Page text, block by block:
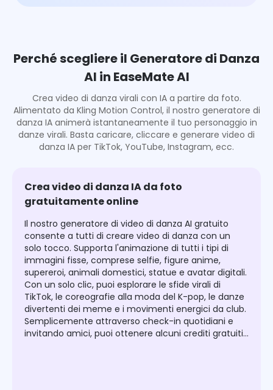
Perché scegliere il Generatore di Danza
AI in EaseMate AI
Crea video di danza virali con IA a partire da foto.
Alimentato da Kling Motion Control, il nostro generatore di
danza IA animerà istantaneamente il tuo personaggio in
danze virali. Basta caricare, cliccare e generare video di
danza IA per TikTok, YouTube, Instagram, ecc.
Crea video di danza IA da foto
gratuitamente online
Il nostro generatore di video di danza AI gratuito
consente a tutti di creare video di danza con un
solo tocco. Supporta l'animazione di tutti i tipi di
immagini fisse, comprese selfie, figure anime,
supereroi, animali domestici, statue e avatar digitali.
Con un solo clic, puoi esplorare le sfide virali di
TikTok, le coreografie alla moda del K-pop, le danze
divertenti dei meme e i movimenti energici da club.
Semplicemente attraverso check-in quotidiani e
invitando amici, puoi ottenere alcuni crediti gratuiti